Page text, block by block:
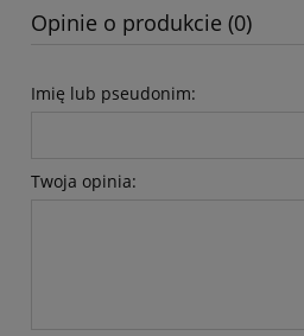
Opinie o produkcie (0)
Imię lub pseudonim:
Twoja opinia: